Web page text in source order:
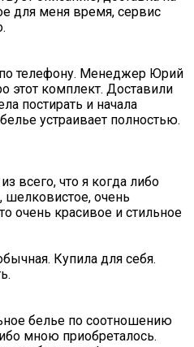
для меня время, сервис
телефону. Менеджер Юрий
этот комплект. Доставили
постирать и начала
устраивает полностью.
всего, что я когда либо
шелковистое, очень
очень красивое и стильное
Купила для себя.
белье по соотношению
мною приобреталось.